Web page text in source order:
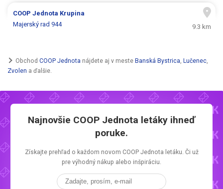
COOP Jednota Krupina
Majerský rad 944
9.3 km
Obchod COOP Jednota nájdete aj v meste Banská Bystrica Lučenec
Zvolen a ďalšie.
Najnovšie COOP Jednota letáky ihneď
poruke.
Získajte prehľad o každom novom COOP Jednota letáku. Či už
pre výhodný nákup alebo inšpiráciu.